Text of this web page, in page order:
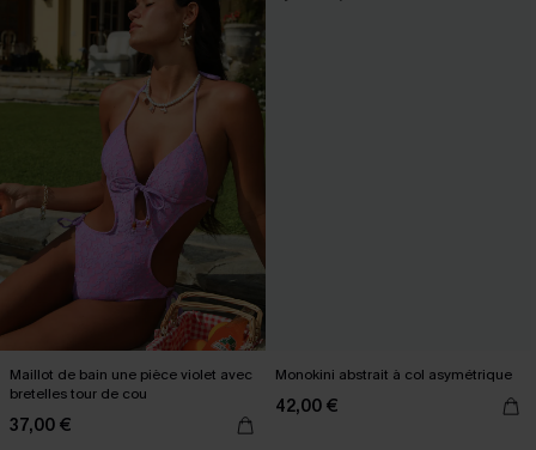
Maillot de bain une pièce violet avec
bretelles tour de cou
37,00 €
Monokini abstrait à col asymétrique
42,00 €